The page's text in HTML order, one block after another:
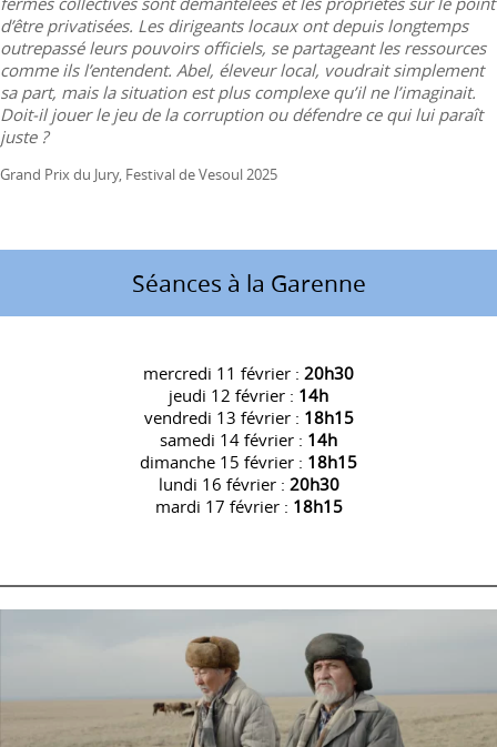
d’être privatisées. Les dirigeants locaux ont depuis longtemps
outrepassé leurs pouvoirs officiels, se partageant les ressources
comme ils l’entendent. Abel, éleveur local, voudrait simplement
sa part, mais la situation est plus complexe qu’il ne l’imaginait.
Doit-il jouer le jeu de la corruption ou défendre ce qui lui paraît
juste ?
Grand Prix du Jury, Festival de Vesoul 2025
Séances à la Garenne
mercredi 11 février : 20h30
jeudi 12 février : 14h
vendredi 13 février : 18h15
samedi 14 février : 14h
dimanche 15 février : 18h15
lundi 16 février : 20h30
mardi 17 février : 18h15